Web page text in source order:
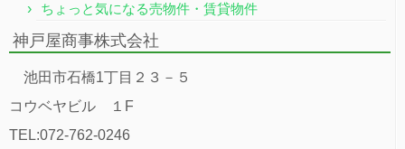
ちょっと気になる売物件・賃貸物件
神戸屋商事株式会社
池田市石橋1丁目２３－５
コウベヤビル １F
TEL:072-762-0246